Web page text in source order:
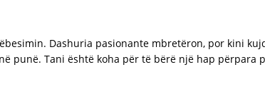
Dashuria pasionante mbretëron, por kini
punë. Tani është koha për të bërë një hap përpara